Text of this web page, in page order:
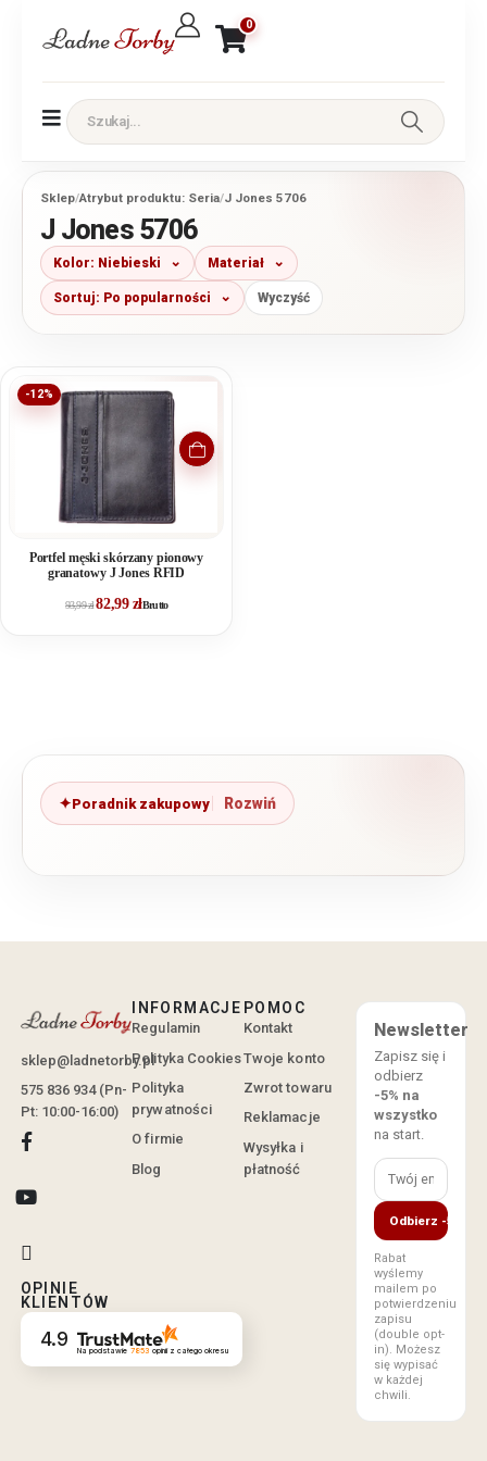
0
Sklep/Atrybut produktu: Seria/J Jones 5706
J Jones 5706
Kolor: Niebieski Materiał
Sortuj: Po popularności Wyczyść
-12%
Portfel męski skórzany pionowy
granatowy J Jones RFID
93,99zł82,99 złBrutto
Poradnik zakupowy
sklep@ladnetorby.pl
575 836 934 (Pn-
Pt: 10:00-16:00)
OPINIE
KLIENTÓW
4.9 Na podstawie 7853 opinii z całego okresu
INFORMACJE
Regulamin
Polityka Cookies
Polityka
prywatności
O firmie
Blog
POMOC
Kontakt
Twoje konto
Zwrot towaru
Reklamacje
Wysyłka i
płatność
Newsletter
Zapisz się i
odbierz
-5% na
wszystko
na start.
Odbierz -5%
Rabat
wyślemy
mailem po
potwierdzeniu
zapisu
(double opt-
in). Możesz
się wypisać
w każdej
chwili.